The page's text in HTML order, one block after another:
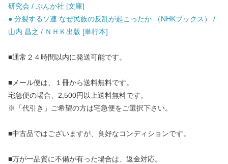
研究会 / ぶんか社 [文庫]
● 分裂するソ連 なぜ民族の反乱が起こったか （NHKブックス） /
山内 昌之 / ＮＨＫ出版 [単行本]
■通常２４時間以内に発送可能です。
■メール便は、１冊から送料無料です。
宅急便の場合、2,500円以上送料無料です。
※「代引き」ご希望の方は宅急便をご選択下さい。
■中古品ではございますが、良好なコンディションです。
■万が一品質に不備が有った場合は、返金対応。